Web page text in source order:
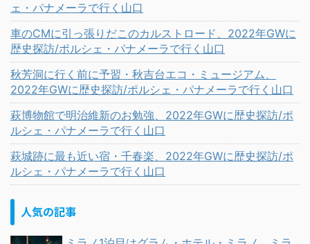
ェ・パナメーラで行く山口
車のCMに引っ張りだこのカルストロード、2022年GWに
歴史探訪/ポルシェ・パナメーラで行く山口
秋芳洞に行く前に予習・秋吉台エコ・ミュージアム、
2022年GWに歴史探訪/ポルシェ・パナメーラで行く山口
萩博物館で明治維新のお勉強、2022年GWに歴史探訪/ポ
ルシェ・パナメーラで行く山口
萩城跡に最も近い宿・千春楽、2022年GWに歴史探訪/ポ
ルシェ・パナメーラで行く山口
人気の記事